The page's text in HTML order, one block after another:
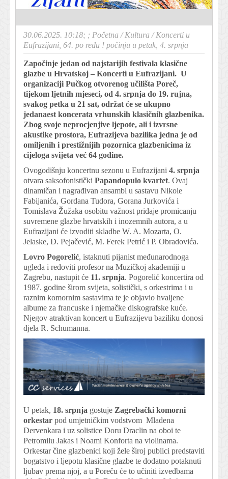
30.06.2025. 10:18; ; Početna /Kultura /Koncerti u
Eufrazijani, 64. po redu ! počinju u petak, 4. srpnja
Započinje jedan od najstarijih festivala klasične
glazbe u Hrvatskoj – Koncerti u Eufrazijani. U
organizaciji Pučkog otvorenog učilišta Poreč,
tijekom ljetnih mjeseci, od 4. srpnja do 19. rujna,
svakog petka u 21 sat, održat će se ukupno
jedanaest koncerata vrhunskih klasičnih glazbenika.
Zbog svoje neprocjenjive ljepote, ali i izvrsne
akustike prostora, Eufrazijeva bazilika jedna je od
omiljenih i prestižnijih pozornica glazbenicima iz
cijeloga svijeta već 64 godine.
Ovogodišnju koncertnu sezonu u Eufrazijani 4. srpnja
otvara saksofonistički Papandopulo kvartet. Ovaj
dinamičan i nagrađivan ansambl u sastavu Nikole
Fabijanića, Gordana Tudora, Gorana Jurkovića i
Tomislava Žužaka osobitu važnost pridaje promicanju
suvremene glazbe hrvatskih i inozemnih autora, a u
Eufrazijani će izvoditi skladbe W. A. Mozarta, O.
Jelaske, D. Pejačević, M. Ferek Petrić i P. Obradovića.
Lovro Pogorelić, istaknuti pijanist međunarodnoga
ugleda i redoviti profesor na Muzičkoj akademiji u
Zagrebu, nastupit će 11. srpnja. Pogorelić koncertira od
1987. godine širom svijeta, solistički, s orkestrima i u
raznim komornim sastavima te je objavio hvaljene
albume za francuske i njemačke diskografske kuće.
Njegov atraktivan koncert u Eufrazijevu baziliku donosi
djela R. Schumanna.
U petak, 18. srpnja gostuje Zagrebački komorni
orkestar pod umjetničkim vodstvom Mladena
Dervenkara i uz solistice Doru Draclin na oboi te
Petromilu Jakas i Noami Konforta na violinama.
Orkestar čine glazbenici koji žele široj publici predstaviti
bogatstvo i ljepotu klasične glazbe te dodatno potaknuti
ljubav prema njoj, a u Poreču će to učiniti izvedbama